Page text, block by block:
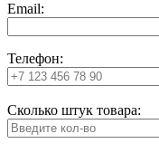
Email:
Телефон:
Сколько штук товара: